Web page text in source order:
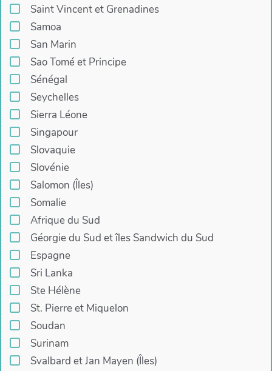
Saint Vincent et Grenadines
Samoa
San Marin
Sao Tomé et Principe
Sénégal
Seychelles
Sierra Léone
Singapour
Slovaquie
Slovénie
Salomon (Îles)
Somalie
Afrique du Sud
Géorgie du Sud et îles Sandwich du Sud
Espagne
Sri Lanka
Ste Hélène
St. Pierre et Miquelon
Soudan
Surinam
Svalbard et Jan Mayen (Îles)